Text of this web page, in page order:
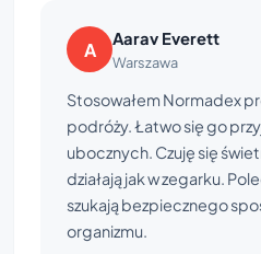
A Aarav Everett
Warszawa
Stosowałem Normadex
podróży. Łatwo się go
ubocznych. Czuję się
działają jak w zegarku.
szukają bezpiecznego
organizmu.